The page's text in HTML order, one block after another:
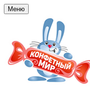
Меню